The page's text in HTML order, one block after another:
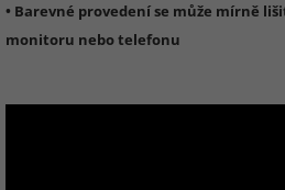
• Barevné provedení se může mírně
monitoru nebo telefonu